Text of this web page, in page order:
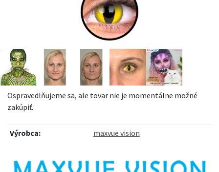
Ospravedlňujeme sa, ale tovar nie je momentálne možné
zakúpiť.
Výrobca: maxvue vision